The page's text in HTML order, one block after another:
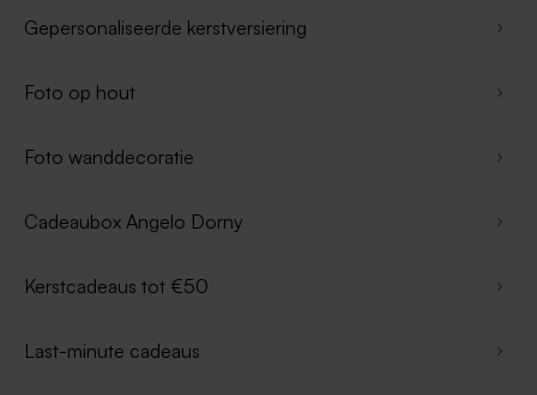
Gepersonaliseerde kerstversiering
Foto op hout
Foto wanddecoratie
Cadeaubox Angelo Dorny
Kerstcadeaus tot €50
Last-minute cadeaus